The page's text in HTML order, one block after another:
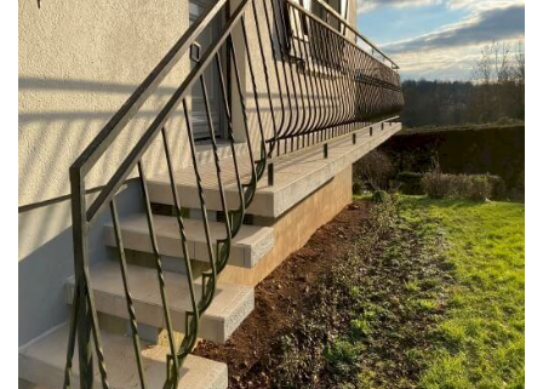
1 500 €
Drainage périphérique
110 €/mètre linéaire
Injection de résine
110 €/mètre linéaire